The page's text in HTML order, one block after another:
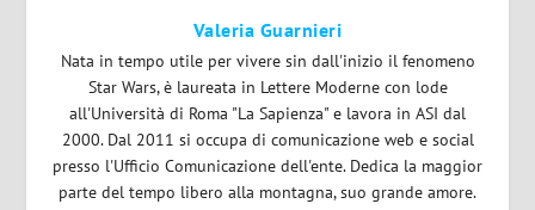
Valeria Guarnieri
Nata in tempo utile per vivere sin dall'inizio il fenomeno
Star Wars, è laureata in Lettere Moderne con lode
all'Università di Roma "La Sapienza" e lavora in ASI dal
2000. Dal 2011 si occupa di comunicazione web e social
presso l'Ufficio Comunicazione dell'ente. Dedica la maggior
parte del tempo libero alla montagna, suo grande amore.